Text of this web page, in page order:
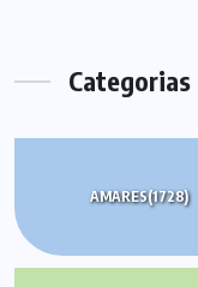
Categorias
AMARES(1728)